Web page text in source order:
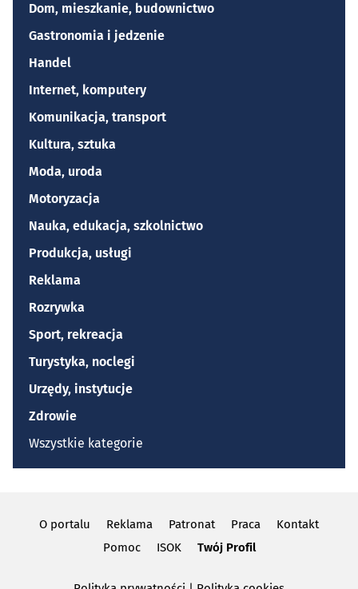
Dom, mieszkanie, budownictwo
Gastronomia i jedzenie
Handel
Internet, komputery
Komunikacja, transport
Kultura, sztuka
Moda, uroda
Motoryzacja
Nauka, edukacja, szkolnictwo
Produkcja, usługi
Reklama
Rozrywka
Sport, rekreacja
Turystyka, noclegi
Urzędy, instytucje
Zdrowie
Wszystkie kategorie
O portalu Reklama Patronat Praca
Kontakt
Pomoc
ISOK Twój Profil